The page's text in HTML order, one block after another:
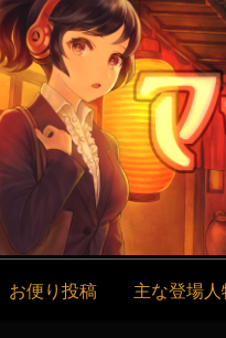
お便り投稿 主な登場人